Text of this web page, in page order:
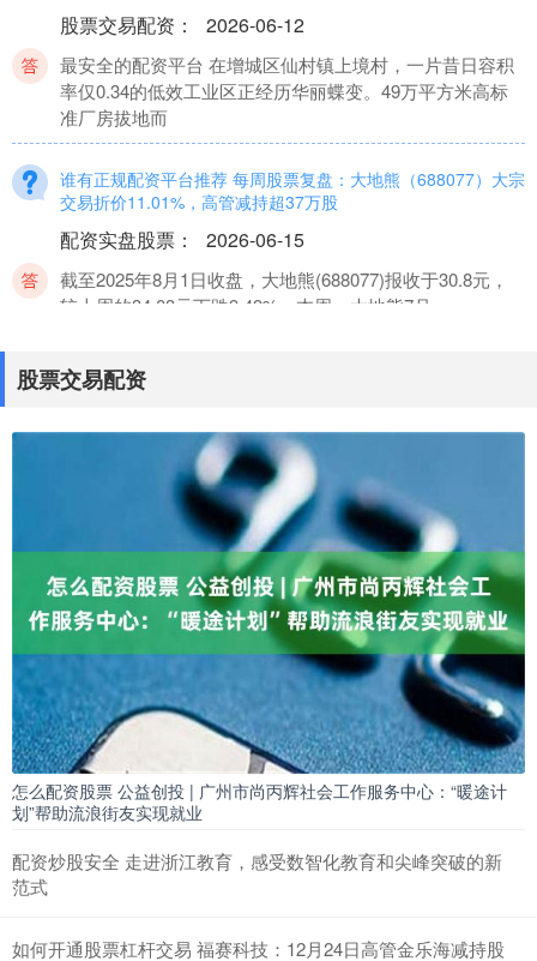
股票交易配资 ： 2026-06-12
最安全的配资平台 在增城区仙村镇上境村，一片昔日容积
率仅0.34的低效工业区正经历华丽蝶变。49万平方米高标
准厂房拔地而
谁有正规配资平台推荐 每周股票复盘：大地熊（688077）大宗
交易折价11.01%，高管减持超37万股
配资实盘股票 ： 2026-06-15
截至2025年8月1日收盘，大地熊(688077)报收于30.8元，
较上周的34.03元下跌9.49%。本周，大地熊7月
老牌配资平台 英力股份拟收购优特利77.94%股权，布局AIPC
电池模组业务
股票配资入门： 2026-06-27
中访网数据 安徽英力电子科技股份有限公司(英力股份)近
日披露，拟以发行股份及支付现金方式收购深圳市优特利
能源股份有限公
2023年股票配资排名 加拿大机构预测：2026年黄金均价或达
4990美元，2027年回落至4689美元
股票配资入门 ： 2026-07-04
4月16日讯，加拿大出口信贷机构出口发展加拿大在其春季
展望中预测，强劲的避险需求应能保持今年黄金价格高企
2023年股票配
股票交易配资
怎么配资股票 公益创投 | 广州市尚丙辉社会工作服务中心：“暖途计
划”帮助流浪街友实现就业
配资炒股安全 走进浙江教育，感受数智化教育和尖峰突破的新
范式
如何开通股票杠杆交易 福赛科技：12月24日高管金乐海减持股